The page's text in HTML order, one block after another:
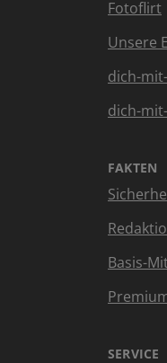
Fotoflirt
Unsere
dich-
dich-
FAKTEN
Basis-
SERVICE